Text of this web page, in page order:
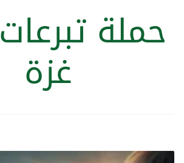
حملة تبرعات
غزة